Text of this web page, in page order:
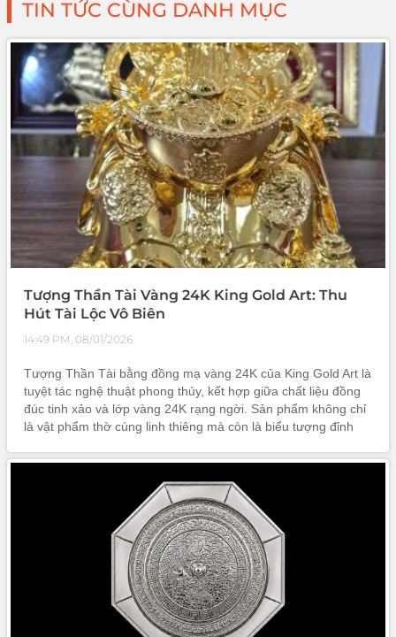
TIN TỨC CÙNG DANH MỤC
Tượng Thần Tài Vàng 24K King Gold Art: Thu
Hút Tài Lộc Vô Biên
14:49 PM, 08/01/2026
Tượng Thần Tài bằng đồng mạ vàng 24K của King Gold Art là
tuyệt tác nghệ thuật phong thủy, kết hợp giữa chất liệu đồng
đúc tinh xảo và lớp vàng 24K rạng ngời. Sản phẩm không chỉ
là vật phẩm thờ cúng linh thiêng mà còn là biểu tượng đỉnh
thủ công tỉ mỉ, mang đến vẻ đẹp sang trọng, đẳng cấp, xứng
đáng là vật phẩm phong thủy chiêu tài, hút lộc cho mọi gia